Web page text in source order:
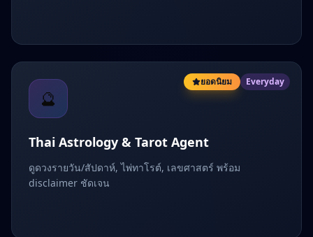
ยอดนิยม Everyday
🔮
Thai Astrology & Tarot Agent
ดูดวงรายวัน/สัปดาห์, ไพ่ทาโรต์, เลขศาสตร์ พร้อม
disclaimer ชัดเจน